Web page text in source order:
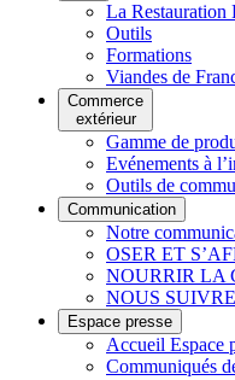
La
Outils
Formations
Viandes de
Commerce
extérieur
Gamme de
Evénements à
Outils de
Communication
Notre
OSER ET
NOURRIR LA
NOUS SUIVRE
Espace presse
Accueil Espace
Communiqués